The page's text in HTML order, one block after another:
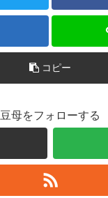
コピー
豆母をフォローする